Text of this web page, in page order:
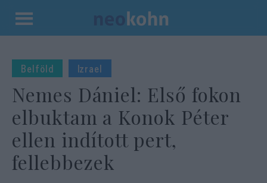
Kilépés
tartalomba
Belföld Izrael
Nemes Dániel: Első fokon
elbuktam a Konok Péter
ellen indított pert,
fellebbezek